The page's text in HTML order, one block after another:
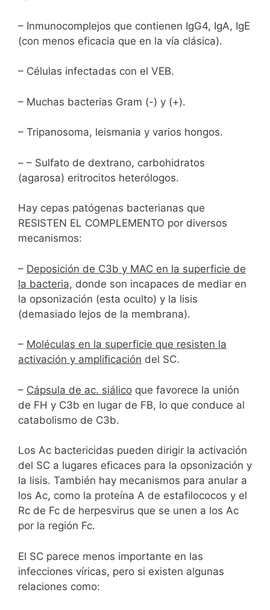
– Inmunocomplejos que contienen IgG4, IgA, IgE
(con menos eficacia que en la vía clásica).
– Células infectadas con el VEB.
– Muchas bacterias Gram (-) y (+).
– Tripanosoma, leismania y varios hongos.
– – Sulfato de dextrano, carbohidratos
(agarosa) eritrocitos heterólogos.
Hay cepas patógenas bacterianas que
RESISTEN EL COMPLEMENTO por diversos
mecanismos:
– Deposición de C3b y MAC en la superficie de
la bacteria, donde son incapaces de mediar en
la opsonización (esta oculto) y la lisis
(demasiado lejos de la membrana).
– Moléculas en la superficie que resisten la
activación y amplificación del SC.
– Cápsula de ac. siálico que favorece la unión
de FH y C3b en lugar de FB, lo que conduce al
catabolismo de C3b.
Los Ac bactericidas pueden dirigir la activación
del SC a lugares eficaces para la opsonización y
la lisis. También hay mecanismos para anular a
los Ac, como la proteína A de estafilococos y el
Rc de Fc de herpesvirus que se unen a los Ac
por la región Fc.
El SC parece menos importante en las
infecciones víricas, pero si existen algunas
relaciones como: